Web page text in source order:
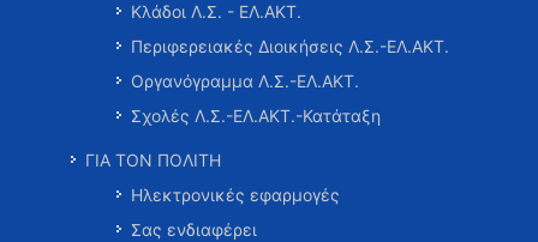
Κλάδοι Λ.Σ. - ΕΛ.ΑΚΤ.
Περιφερειακές Διοικήσεις Λ.Σ.-ΕΛ.ΑΚΤ.
Οργανόγραμμα Λ.Σ.-ΕΛ.ΑΚΤ.
Σχολές Λ.Σ.-ΕΛ.ΑΚΤ.-Κατάταξη
ΓΙΑ ΤΟΝ ΠΟΛΙΤΗ
Ηλεκτρονικές εφαρμογές
Σας ενδιαφέρει